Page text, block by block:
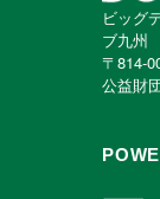
ビッグ
ブ九州
〒814-
公益財